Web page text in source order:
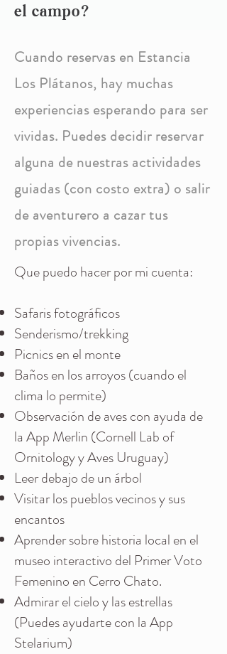
el campo?
Cuando reservas en Estancia
Los Plátanos, hay muchas
experiencias esperando para ser
vividas. Puedes decidir reservar
alguna de nuestras actividades
guiadas (con costo extra) o salir
de aventurero a cazar tus
propias vivencias.
Que puedo hacer por mi cuenta:
Safaris fotográficos
Senderismo/trekking
Picnics en el monte
Baños en los arroyos (cuando el
clima lo permite)
Observación de aves con ayuda de
la App Merlin (Cornell Lab of
Ornitology y Aves Uruguay)
Leer debajo de un árbol
Visitar los pueblos vecinos y sus
encantos
Aprender sobre historia local en el
museo interactivo del Primer Voto
Femenino en Cerro Chato.
Admirar el cielo y las estrellas
(Puedes ayudarte con la App
Stelarium)